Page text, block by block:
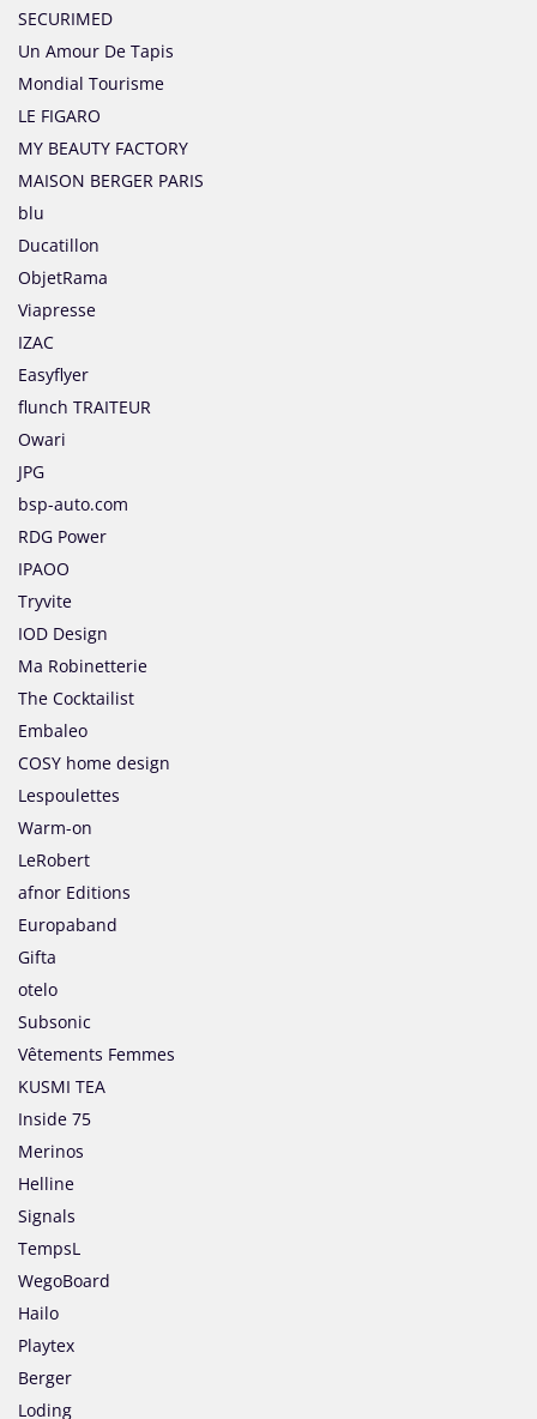
SECURIMED
Un Amour De Tapis
Mondial Tourisme
LE FIGARO
MY BEAUTY FACTORY
MAISON BERGER PARIS
blu
Ducatillon
ObjetRama
Viapresse
IZAC
Easyflyer
flunch TRAITEUR
Owari
JPG
bsp-auto.com
RDG Power
IPAOO
Tryvite
IOD Design
Ma Robinetterie
The Cocktailist
Embaleo
COSY home design
Lespoulettes
Warm-on
LeRobert
afnor Editions
Europaband
Gifta
otelo
Subsonic
Vêtements Femmes
KUSMI TEA
Inside 75
Merinos
Helline
Signals
TempsL
WegoBoard
Hailo
Playtex
Berger
Loding